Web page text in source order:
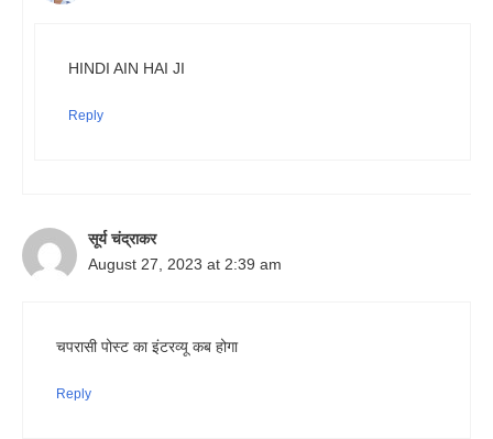
HINDI AIN HAI JI
Reply
सूर्य चंद्राकर
August 27, 2023 at 2:39 am
चपरासी पोस्ट का इंटरव्यू कब होगा
Reply